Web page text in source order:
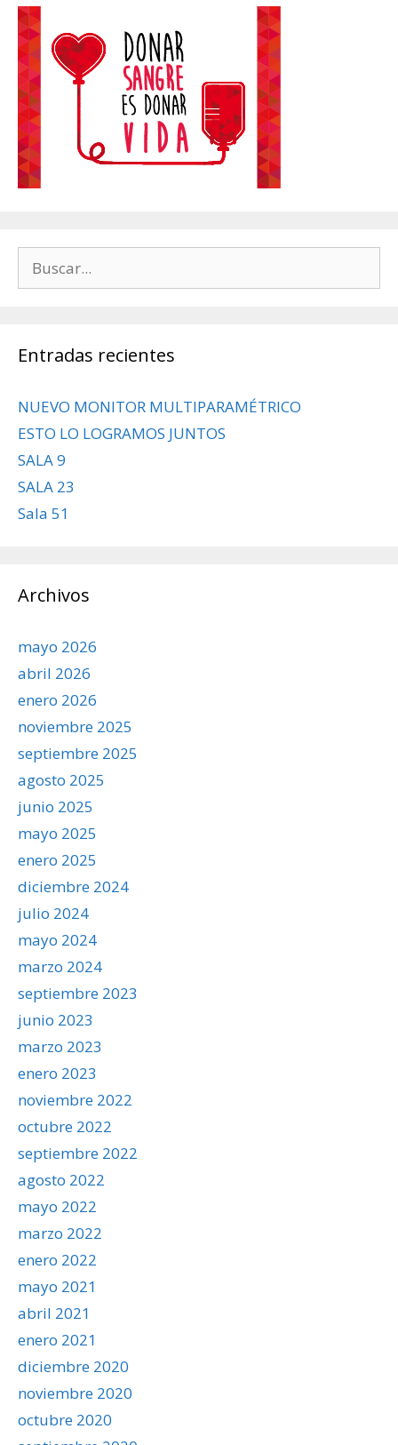
Entradas recientes
NUEVO MONITOR MULTIPARAMÉTRICO
ESTO LO LOGRAMOS JUNTOS
SALA 9
SALA 23
Sala 51
Archivos
mayo 2026
abril 2026
enero 2026
noviembre 2025
septiembre 2025
agosto 2025
junio 2025
mayo 2025
enero 2025
diciembre 2024
julio 2024
mayo 2024
marzo 2024
septiembre 2023
junio 2023
marzo 2023
enero 2023
noviembre 2022
octubre 2022
septiembre 2022
agosto 2022
mayo 2022
marzo 2022
enero 2022
mayo 2021
abril 2021
enero 2021
diciembre 2020
noviembre 2020
octubre 2020